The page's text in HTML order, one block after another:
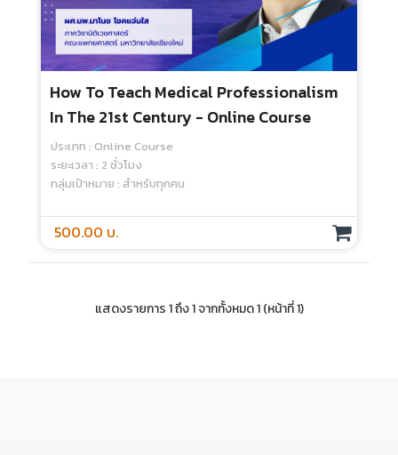
How To Teach Medical Professionalism
In The 21st Century - Online Course
ประเภท : Online Course
ระยะเวลา : 2 ชั่วโมง
กลุ่มเป้าหมาย : สำหรับทุกคน
500.00 บ.
แสดงรายการ 1 ถึง 1 จากทั้งหมด 1 (หน้าที่ 1)